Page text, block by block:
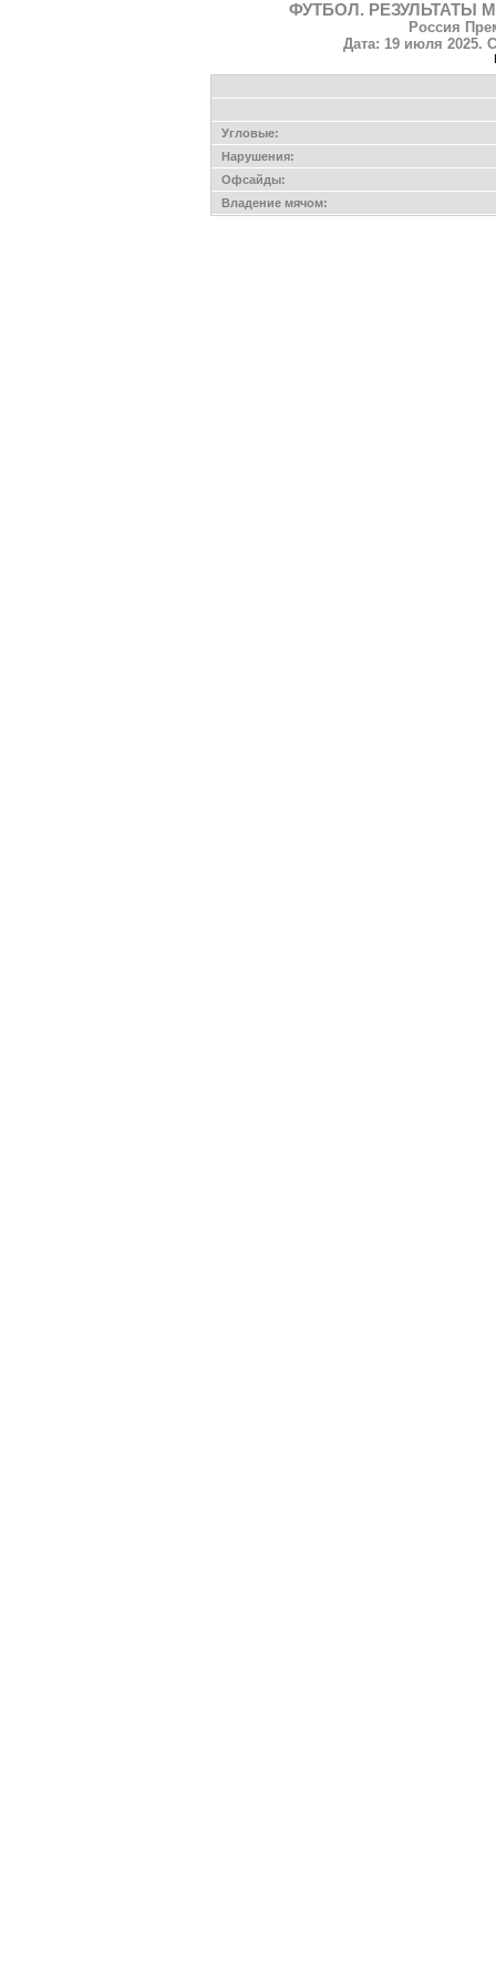
ФУТБОЛ. РЕЗУЛЬТАТЫ
Россия
Дата: 19 июля 2025.
Угловые:
Нарушения:
Офсайды:
Владение мячом: